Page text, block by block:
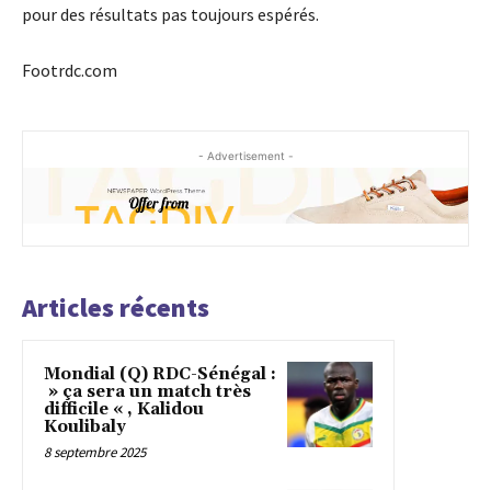
pour des résultats pas toujours espérés.
Footrdc.com
- Advertisement -
Articles récents
Mondial (Q) RDC-Sénégal :
» ça sera un match très
difficile « , Kalidou
Koulibaly
8 septembre 2025